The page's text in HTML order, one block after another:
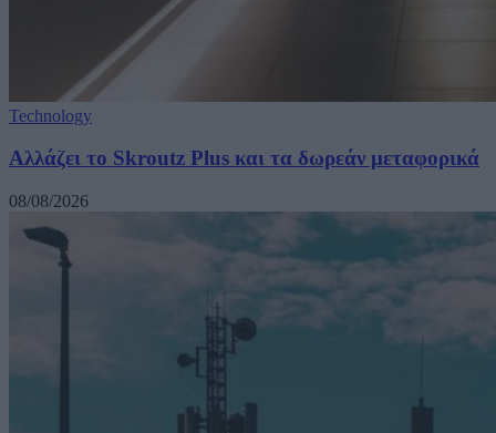
Technology
Αλλάζει το Skroutz Plus και τα δωρεάν μεταφορικά
08/08/2026